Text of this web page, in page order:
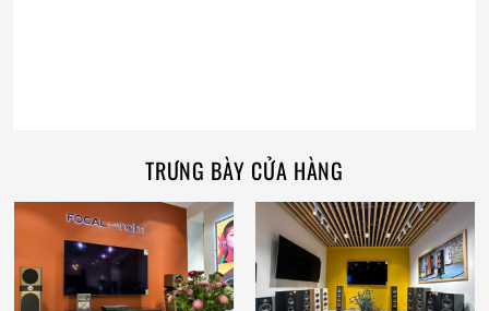
TRƯNG BÀY CỬA HÀNG